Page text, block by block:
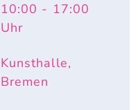
10:00 - 17:00
Uhr
Kunsthalle,
Bremen